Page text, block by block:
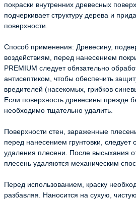
покраски внутренних древесных
подчеркивает структуру дерева и
поверхности.
Способ применения: Древесину,
воздействиям, перед нанесением
PREMIUM следует обязательно
антисептиком, чтобы обеспечить
вредителей (насекомых, грибков
Если поверхность древесины прежде
необходимо тщательно удалить.
Поверхности стен, зараженные
перед нанесением грунтовки, следует
удаления плесени. После высыхания
плесень удаляются механическим
Перед использованием, краску
разбавляя. Наносится на сухую,